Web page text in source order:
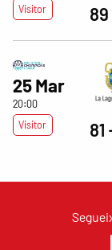
Visitor
89
25 Mar
20:00
Visitor
81